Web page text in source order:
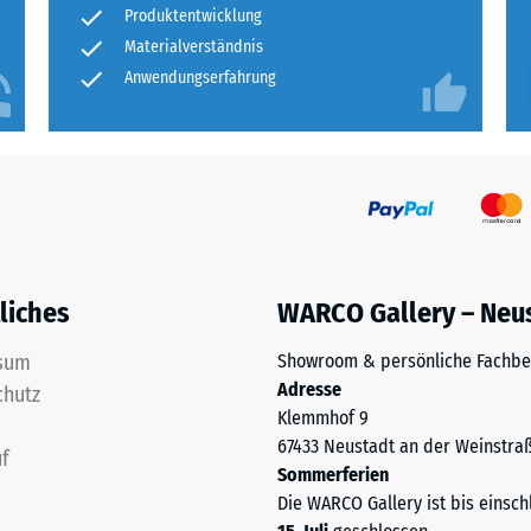
und naturnaher Gestaltung machen die
Wahl.
ausgewählt.
Produktentwicklung
Materialverständnis
Anwendungserfahrung
WARCO Gallery –
Showroom & persönliche
Adresse
Klemmhof 9
67433 Neustadt an der
Sommerferien
Die WARCO Gallery ist bis